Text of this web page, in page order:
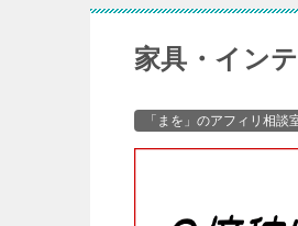
家具・イン
「まを」のアフィリ相談